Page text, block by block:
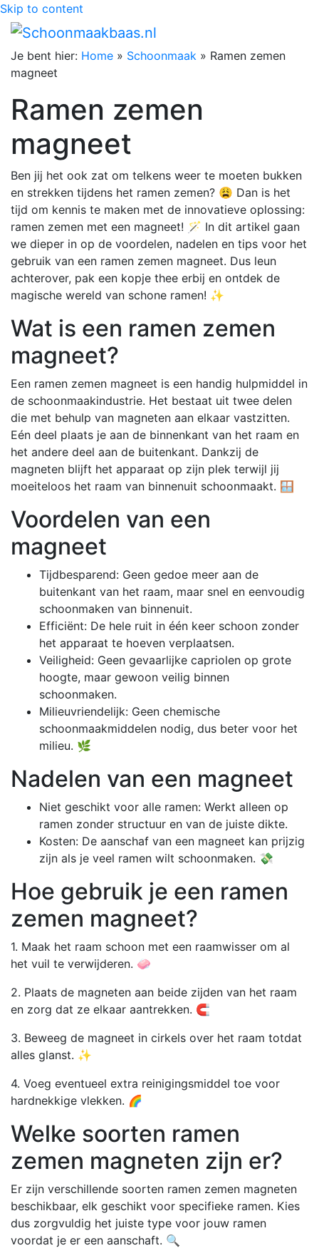
Skip to content
Je bent hier: Home » Schoonmaak » Ramen zemen
magneet
Ramen zemen
magneet
Ben jij het ook zat om telkens weer te moeten bukken
en strekken tijdens het ramen zemen? 😩 Dan is het
tijd om kennis te maken met de innovatieve oplossing:
ramen zemen met een magneet! 🪄 In dit artikel gaan
we dieper in op de voordelen, nadelen en tips voor het
gebruik van een ramen zemen magneet. Dus leun
achterover, pak een kopje thee erbij en ontdek de
magische wereld van schone ramen! ✨
Wat is een ramen zemen
magneet?
Een ramen zemen magneet is een handig hulpmiddel in
de schoonmaakindustrie. Het bestaat uit twee delen
die met behulp van magneten aan elkaar vastzitten.
Eén deel plaats je aan de binnenkant van het raam en
het andere deel aan de buitenkant. Dankzij de
magneten blijft het apparaat op zijn plek terwijl jij
moeiteloos het raam van binnenuit schoonmaakt. 🪟
Voordelen van een
magneet
Tijdbesparend: Geen gedoe meer aan de
buitenkant van het raam, maar snel en eenvoudig
schoonmaken van binnenuit.
Efficiënt: De hele ruit in één keer schoon zonder
het apparaat te hoeven verplaatsen.
Veiligheid: Geen gevaarlijke capriolen op grote
hoogte, maar gewoon veilig binnen
schoonmaken.
Milieuvriendelijk: Geen chemische
schoonmaakmiddelen nodig, dus beter voor het
milieu. 🌿
Nadelen van een magneet
Niet geschikt voor alle ramen: Werkt alleen op
ramen zonder structuur en van de juiste dikte.
Kosten: De aanschaf van een magneet kan prijzig
zijn als je veel ramen wilt schoonmaken. 💸
Hoe gebruik je een ramen
zemen magneet?
1. Maak het raam schoon met een raamwisser om al
het vuil te verwijderen. 🧼
2. Plaats de magneten aan beide zijden van het raam
en zorg dat ze elkaar aantrekken. 🧲
3. Beweeg de magneet in cirkels over het raam totdat
alles glanst. ✨
4. Voeg eventueel extra reinigingsmiddel toe voor
hardnekkige vlekken. 🌈
Welke soorten ramen
zemen magneten zijn er?
Er zijn verschillende soorten ramen zemen magneten
beschikbaar, elk geschikt voor specifieke ramen. Kies
dus zorgvuldig het juiste type voor jouw ramen
voordat je er een aanschaft. 🔍